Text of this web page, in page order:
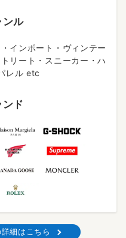
ンル
インポート・ヴィンテー
リート・スニーカー・ハ
レル etc
ド
細はこちら